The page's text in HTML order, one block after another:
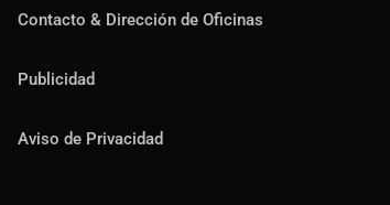
Contacto & Dirección de Oficinas
Publicidad
Aviso de Privacidad